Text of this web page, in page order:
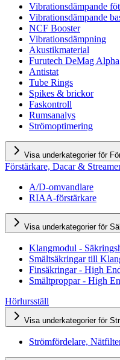
Vibrationsdämpande
Vibrationsdämpande
NCF Booster
Vibrationsdämpning
Akustikmaterial
Furutech DeMag Alpha
Antistat
Tube Rings
Spikes & brickor
Faskontroll
Rumsanalys
Strömoptimering
Visa underkategorier för
Förstärkare, Dacar &
A/D-omvandlare
RIAA-förstärkare
Visa underkategorier för
Klangmodul -
Smältsäkringar till
Finsäkringar - High
Smältproppar - High
Hörlursställ
Visa underkategorier för
Strömfördelare,